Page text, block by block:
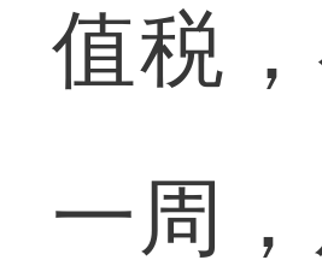
值税
一周